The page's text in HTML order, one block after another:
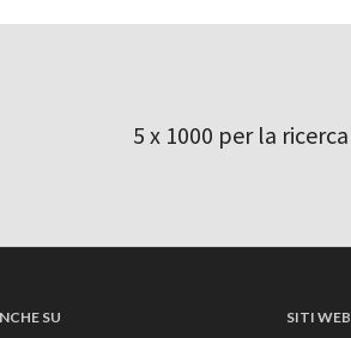
5 x 1000 per la ricerca
SU SITI WEB